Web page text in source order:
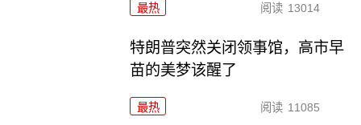
最热 阅读 13014
特朗普突然关闭领事馆，高市早
苗的美梦该醒了
最热 阅读 11085